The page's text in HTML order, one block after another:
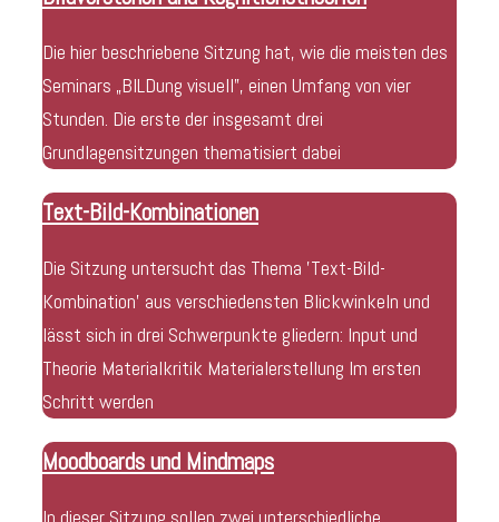
Die hier beschriebene Sitzung hat, wie die meisten des
Seminars „BILDung visuell”, einen Umfang von vier
Stunden. Die erste der insgesamt drei
Grundlagensitzungen thematisiert dabei
Text-Bild-Kombinationen
Die Sitzung untersucht das Thema ’Text-Bild-
Kombination’ aus verschiedensten Blickwinkeln und
lässt sich in drei Schwerpunkte gliedern: Input und
Theorie Materialkritik Materialerstellung Im ersten
Schritt werden
Moodboards und Mindmaps